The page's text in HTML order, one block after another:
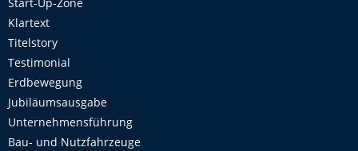
Klartext
Titelstory
Testimonial
Erdbewegung
Jubiläumsausgabe
Unternehmensführung
Bau- und Nutzfahrzeuge